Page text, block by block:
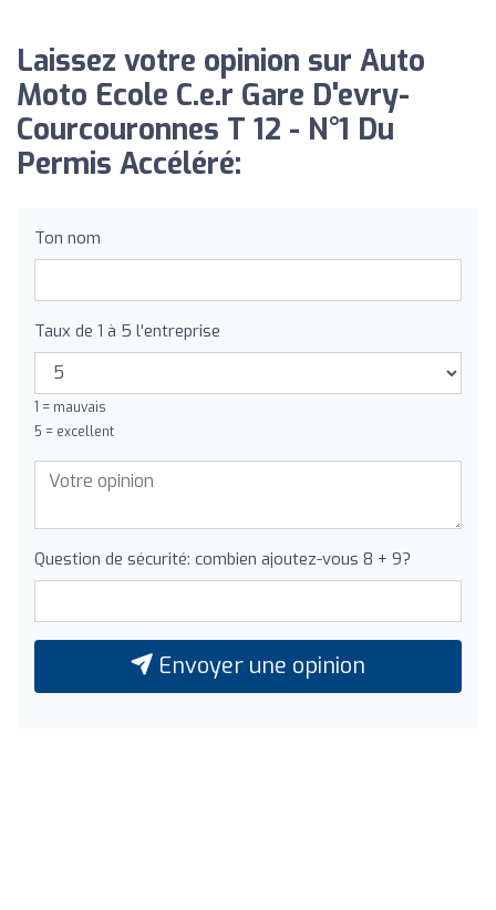
Laissez votre opinion sur Auto
Moto Ecole C.e.r Gare D'evry-
Courcouronnes T 12 - N°1 Du
Permis Accéléré:
Ton nom
Taux de 1 à 5 l'entreprise
1 = mauvais
5 = excellent
Question de sécurité: combien ajoutez-vous 8 + 9?
Envoyer une opinion